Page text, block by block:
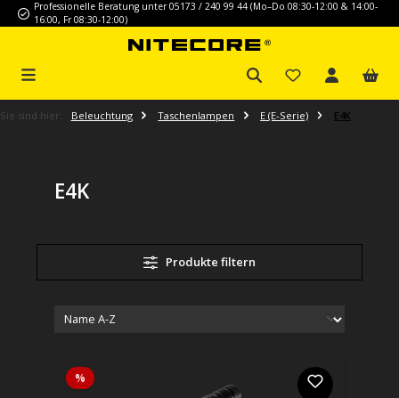
Zum Hauptinhalt springen
Professionelle Beratung unter 05173 / 240 99 44 (Mo–Do 08:30-12:00 & 14:00-
16:00, Fr 08:30-12:00)
Sie sind hier: Beleuchtung Taschenlampen E (E-Serie) E4K
E4K
Produkte filtern
%Rabatt